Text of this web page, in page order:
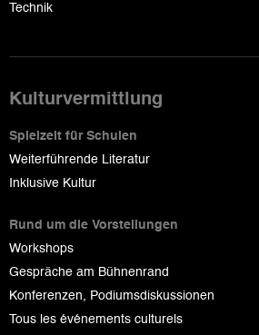
Technik
Kulturvermittlung
Spielzeit für Schulen
Weiterführende Literatur
Inklusive Kultur
Rund um die Vorstellungen
Workshops
Gespräche am Bühnenrand
Konferenzen, Podiumsdiskussionen
Tous les événements culturels